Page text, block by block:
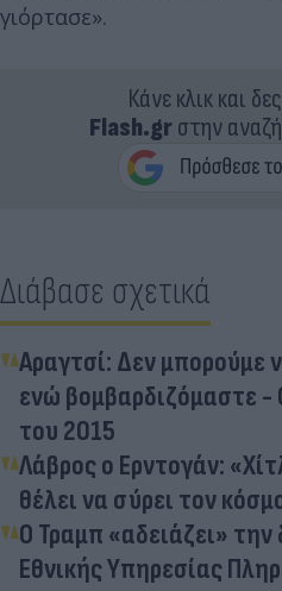
γιόρτασε».
Κάνε κλικ και
Flash.grστην
Διάβασε σχετικά
Αραγτσί: Δεν μπορούμε
ενώ βομβαρδιζόμαστε
του 2015
Λάβρος ο Ερντογάν:
θέλει να σύρει τον
Ο Τραμπ «αδειάζει» την
Εθνικής Υπηρεσίας